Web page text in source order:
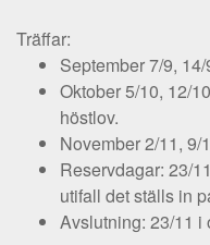
Träffar:
September 7/9,
Oktober 5/10, 12/
höstlov.
November 2/11, 9/
Reservdagar: 23/
utifall det ställs in
Avslutning: 23/11 i